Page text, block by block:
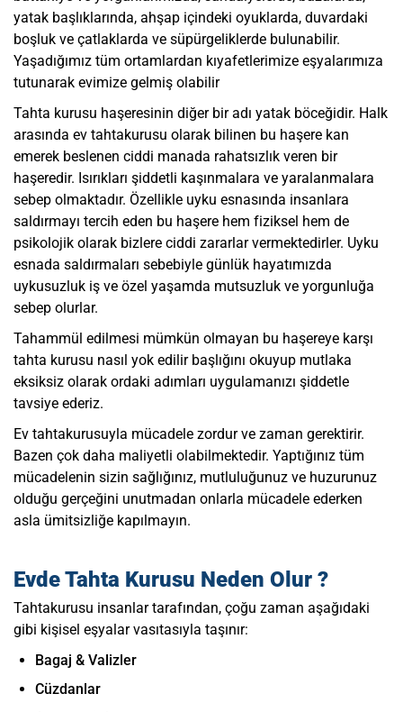
yatak başlıklarında, ahşap içindeki oyuklarda, duvardaki
boşluk ve çatlaklarda ve süpürgeliklerde bulunabilir.
Yaşadığımız tüm ortamlardan kıyafetlerimize eşyalarımıza
tutunarak evimize gelmiş olabilir
Tahta kurusu haşeresinin diğer bir adı yatak böceğidir. Halk
arasında ev tahtakurusu olarak bilinen bu haşere kan
emerek beslenen ciddi manada rahatsızlık veren bir
haşeredir. Isırıkları şiddetli kaşınmalara ve yaralanmalara
sebep olmaktadır. Özellikle uyku esnasında insanlara
saldırmayı tercih eden bu haşere hem fiziksel hem de
psikolojik olarak bizlere ciddi zararlar vermektedirler. Uyku
esnada saldırmaları sebebiyle günlük hayatımızda
uykusuzluk iş ve özel yaşamda mutsuzluk ve yorgunluğa
sebep olurlar.
Tahammül edilmesi mümkün olmayan bu haşereye karşı
tahta kurusu nasıl yok edilir başlığını okuyup mutlaka
eksiksiz olarak ordaki adımları uygulamanızı şiddetle
tavsiye ederiz.
Ev tahtakurusuyla mücadele zordur ve zaman gerektirir.
Bazen çok daha maliyetli olabilmektedir. Yaptığınız tüm
mücadelenin sizin sağlığınız, mutluluğunuz ve huzurunuz
olduğu gerçeğini unutmadan onlarla mücadele ederken
asla ümitsizliğe kapılmayın.
Evde Tahta Kurusu Neden Olur ?
Tahtakurusu insanlar tarafından, çoğu zaman aşağıdaki
gibi kişisel eşyalar vasıtasıyla taşınır:
Bagaj & Valizler
Cüzdanlar